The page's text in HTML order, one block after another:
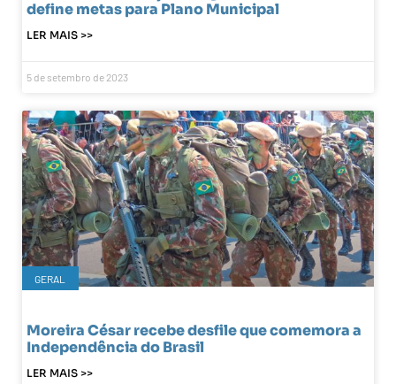
define metas para Plano Municipal
LER MAIS >>
5 de setembro de 2023
GERAL
Moreira César recebe desfile que comemora a
Independência do Brasil
LER MAIS >>